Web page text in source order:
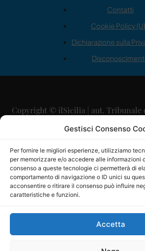
Gestisci Consenso
Per fornire le migliori esperienze, utilizziamo
per memorizzare e/o accedere alle informazioni
consenso a queste tecnologie ci permetterà di
comportamento di navigazione o ID unici su
acconsentire o ritirare il consenso può influire
caratteristiche e funzioni.
Accetta
Contatti
Cookie Policy
Dichiarazione sulla
Copyright © ilSicilia | aut. Tribunale
29/09/2015
Direttore Editoriale:
Direttore Responsabile:
P.IVA: 06334930820
Mercurio Comunicazione Società
iscritta al Registro degli Operatori di